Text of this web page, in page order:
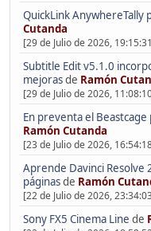
QuickLink AnywhereTally
Cutanda
[29 de Julio de 2026,
Subtitle Edit v5.1.0
mejorasde Ramón
[29 de Julio de 2026,
En preventa el Beastcage
Ramón Cutanda
[23 de Julio de 2026,
Aprende Davinci Resolve
páginasde Ramón
[22 de Julio de 2026,
Sony FX5 Cinema Line de